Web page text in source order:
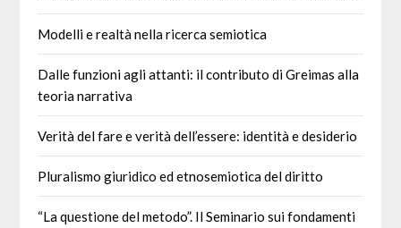
Modelli e realtà nella ricerca semiotica
Dalle funzioni agli attanti: il contributo di Greimas alla
teoria narrativa
Verità del fare e verità dell’essere: identità e desiderio
Pluralismo giuridico ed etnosemiotica del diritto
“La questione del metodo”. Il Seminario sui fondamenti